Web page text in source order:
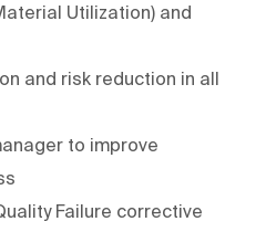
Utilization) and
and risk reduction in all
to improve
Failure corrective